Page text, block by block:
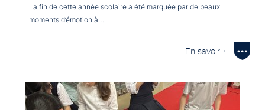
La fin de cette année scolaire a été marquée par de beaux
moments d’émotion à…
En savoir +